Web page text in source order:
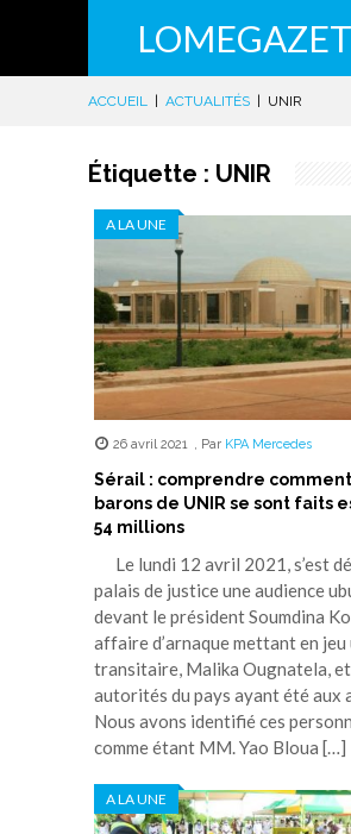
ACCUEIL ACTUALITÉS UNIR
Étiquette : UNIR
A LA UNE
26 avril 2021 , Par KPA Mercedes
Sérail : comprendre
barons de UNIR se sont faits
54 millions
Le lundi 12 avril 2021, s’est
palais de justice une audience
devant le président Soumdina
affaire d’arnaque mettant en jeu
transitaire, Malika Ougnatela, et
autorités du pays ayant été aux
Nous avons identifié ces
comme étant MM. Yao Bloua […]
A LA UNE